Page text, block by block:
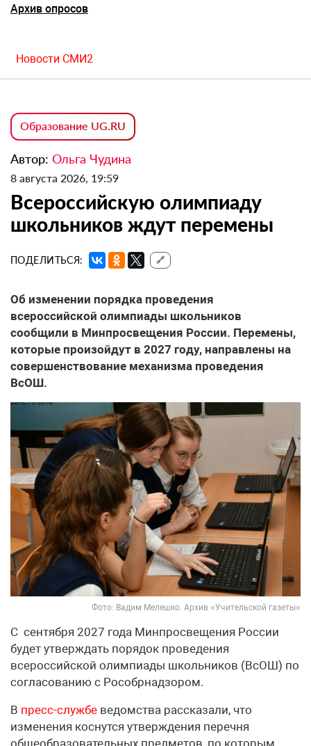
Архив опросов
Новости СМИ2
Образование UG.RU
Автор: Ольга Чудина
8 августа 2026, 19:59
Всероссийскую олимпиаду
школьников ждут перемены
ПОДЕЛИТЬСЯ: 🔗
Об изменении порядка проведения
всероссийской олимпиады школьников
сообщили в Минпросвещения России. Перемены,
которые произойдут в 2027 году, направлены на
совершенствование механизма проведения
ВсОШ.
Фото: Вадим Мелешко. Архив «Учительской газеты»
С сентября 2027 года Минпросвещения России
будет утверждать порядок проведения
всероссийской олимпиады школьников (ВсОШ) по
согласованию с Рособрнадзором.
В пресс-службе ведомства рассказали, что
изменения коснутся утверждения перечня